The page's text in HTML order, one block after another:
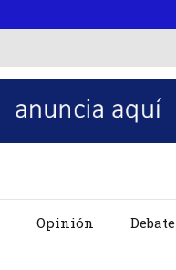
Opinión Debate